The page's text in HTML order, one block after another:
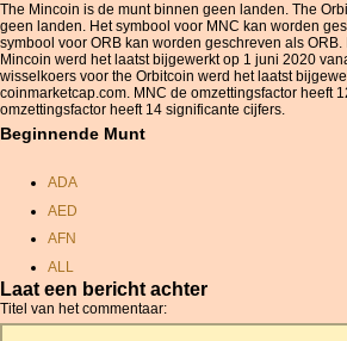
The Mincoin is de munt binnen geen landen. The
geen landen. Het symbool voor MNC kan worden
symbool voor ORB kan worden geschreven als
Mincoin werd het laatst bijgewerkt op 1 juni 2020
wisselkoers voor the Orbitcoin werd het laatst
coinmarketcap.com. MNC de omzettingsfactor heeft
omzettingsfactor heeft 14 significante cijfers.
Beginnende Munt
ADA
AED
AFN
ALL
AMD
ANC
Laat een bericht achter
Titel van het commentaar: